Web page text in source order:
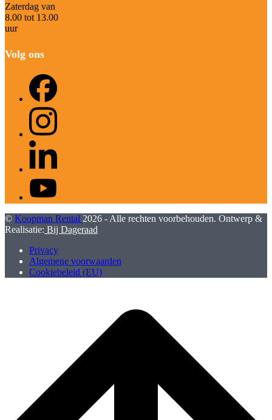
Zaterdag van
8.00 tot 13.00
uur
Volg ons
Instagram
© Koopman Rental 2026 - Alle rechten voorbehouden. Ontwerp &
Realisatie: Bij Dageraad
Privacy
Algemene voorwaarden
Cookiebeleid (EU)